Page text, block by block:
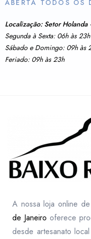
ABERTA TODOS OS
Localização: Setor Holanda
Segunda à Sexta: 06h às 23h
Sábado e Domingo: 09h às
Feriado: 09h às 23h
A nossa loja online
de Janeiro oferece
desde artesanato